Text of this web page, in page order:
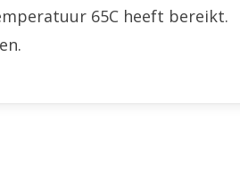
65C heeft bereikt.